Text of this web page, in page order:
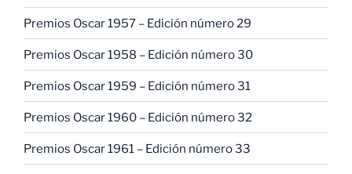
Premios Oscar 1957 – Edición número 29
Premios Oscar 1958 – Edición número 30
Premios Oscar 1959 – Edición número 31
Premios Oscar 1960 – Edición número 32
Premios Oscar 1961 – Edición número 33